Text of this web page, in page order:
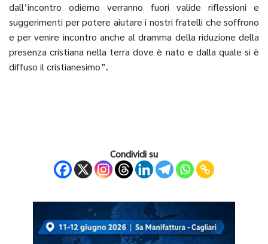
dall’incontro odierno verranno fuori valide riflessioni e
suggerimenti per potere aiutare i nostri fratelli che soffrono
e per venire incontro anche al dramma della riduzione della
presenza cristiana nella terra dove è nato e dalla quale si è
diffuso il cristianesimo”.
Condividi su